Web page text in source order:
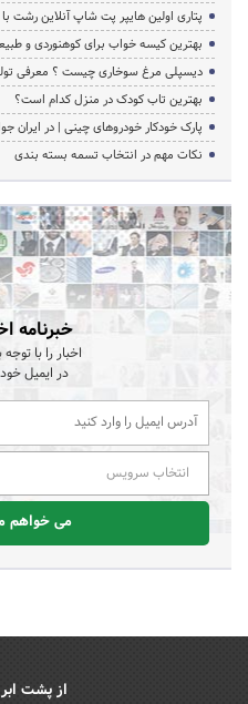
پتاری اولین هایپر پت شاپ آنلاین رشت
بهترین کیسه خواب برای کوهنوردی و
دیسپلی مرغ سوخاری چیست ؟ معرفی
بهترین تاب کودک در منزل کدام است؟
پارک خودکار خودروهای چینی | در ایران
نکات مهم در انتخاب تسمه بسته بندی
خبرنامه
اخبار را با
در ایمیل
انتخاب سرویس
می خواهم
از پشت ابر